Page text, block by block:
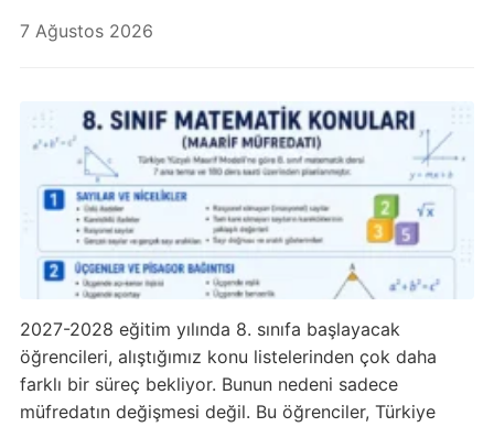
7 Ağustos 2026
2027-2028 eğitim yılında 8. sınıfa başlayacak
öğrencileri, alıştığımız konu listelerinden çok daha
farklı bir süreç bekliyor. Bunun nedeni sadece
müfredatın değişmesi değil. Bu öğrenciler, Türkiye